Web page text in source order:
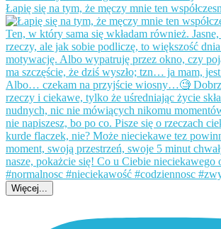
Łapię się na tym, że męczy mnie ten
Więcej...